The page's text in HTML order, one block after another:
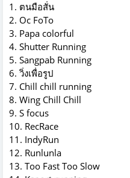
1. ตนมือสั่น
2. Oc FoTo
3. Papa colorful
4. Shutter Running
5. Sangpab Running
6. วิ่งเพื่อรูป
7. Chill chill running
8. Wing Chill Chill
9. S focus
10. RecRace
11. IndyRun
12. Runlunla
13. Too Fast Too Slow